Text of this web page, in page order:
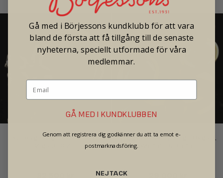
KJ Design ring i 18k matterat
Lynggaard Eventyr ring i 18k guld,
akvamarin & diamant
Gå med i Börjessons kundklubb för att vara
bland de första att få tillgång till de senaste
nyheterna, speciellt utformade för våra
medlemmar.
GÅ MED I KUNDKLUBBEN
Genom att registrera dig godkänner du att ta emot e-
postmarknadsföring.
NEJ TACK